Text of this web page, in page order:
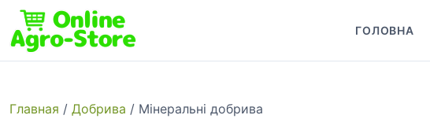
p
ГОЛОВНА
Главная / Добрива / Мінеральні добрива